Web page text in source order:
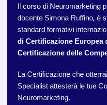
Il corso di Neuromarketing
docente Simona Ruffino, è
standard formativi
di Certificazione Europea
Certificazione delle
La Certificazione che
Specialist attesterà le tue
Neuromarketing.